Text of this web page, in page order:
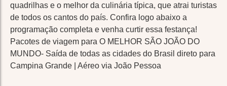
quadrilhas e o melhor da culinária típica, que atrai turistas
de todos os cantos do país. Confira logo abaixo a
programação completa e venha curtir essa festança!
Pacotes de viagem para O MELHOR SÃO JOÃO DO
MUNDO- Saída de todas as cidades do Brasil direto para
Campina Grande | Aéreo via João Pessoa